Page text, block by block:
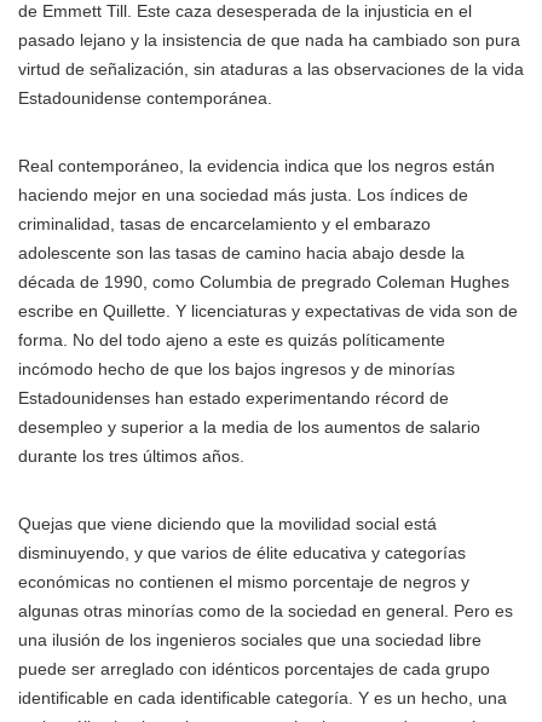
de Emmett Till. Este caza desesperada de la injusticia en el
pasado lejano y la insistencia de que nada ha cambiado son pura
virtud de señalización, sin ataduras a las observaciones de la vida
Estadounidense contemporánea.
Real contemporáneo, la evidencia indica que los negros están
haciendo mejor en una sociedad más justa. Los índices de
criminalidad, tasas de encarcelamiento y el embarazo
adolescente son las tasas de camino hacia abajo desde la
década de 1990, como Columbia de pregrado Coleman Hughes
escribe en Quillette. Y licenciaturas y expectativas de vida son de
forma. No del todo ajeno a este es quizás políticamente
incómodo hecho de que los bajos ingresos y de minorías
Estadounidenses han estado experimentando récord de
desempleo y superior a la media de los aumentos de salario
durante los tres últimos años.
Quejas que viene diciendo que la movilidad social está
disminuyendo, y que varios de élite educativa y categorías
económicas no contienen el mismo porcentaje de negros y
algunas otras minorías como de la sociedad en general. Pero es
una ilusión de los ingenieros sociales que una sociedad libre
puede ser arreglado con idénticos porcentajes de cada grupo
identificable en cada identificable categoría. Y es un hecho, una